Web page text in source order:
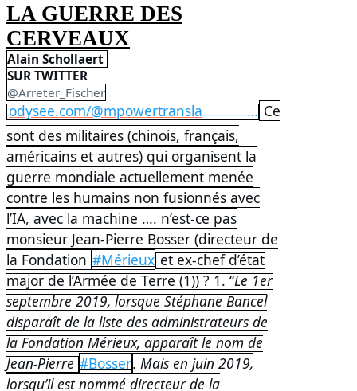
LA GUERRE DES
CERVEAUX
Alain Schollaert
SUR TWITTER
@Arreter_Fischer
odysee.com/@mpowertransla … Ce
sont des militaires (chinois, français,
américains et autres) qui organisent la
guerre mondiale actuellement menée
contre les humains non fusionnés avec
l’IA, avec la machine …. n’est-ce pas
monsieur Jean-Pierre Bosser (directeur de
la Fondation #Mérieux et ex-chef d’état
major de l’Armée de Terre (1)) ? 1. “Le 1er
septembre 2019, lorsque Stéphane Bancel
disparaît de la liste des administrateurs de
la Fondation Mérieux, apparaît le nom de
Jean-Pierre#Bosser. Mais en juin 2019,
lorsqu’il est nommé directeur de la